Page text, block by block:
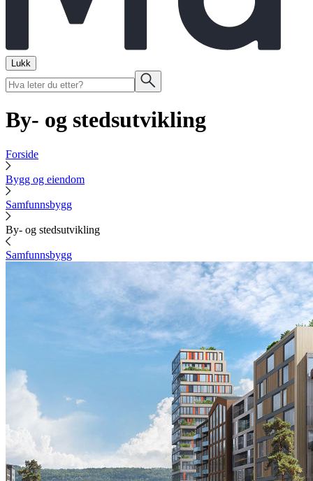
Lukk
By- og stedsutvikling
Forside
Bygg og eiendom
Samfunnsbygg
By- og stedsutvikling
Samfunnsbygg